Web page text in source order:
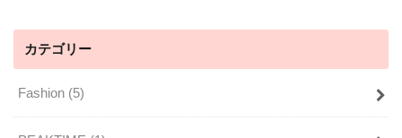
カテゴリー
Fashion (5)